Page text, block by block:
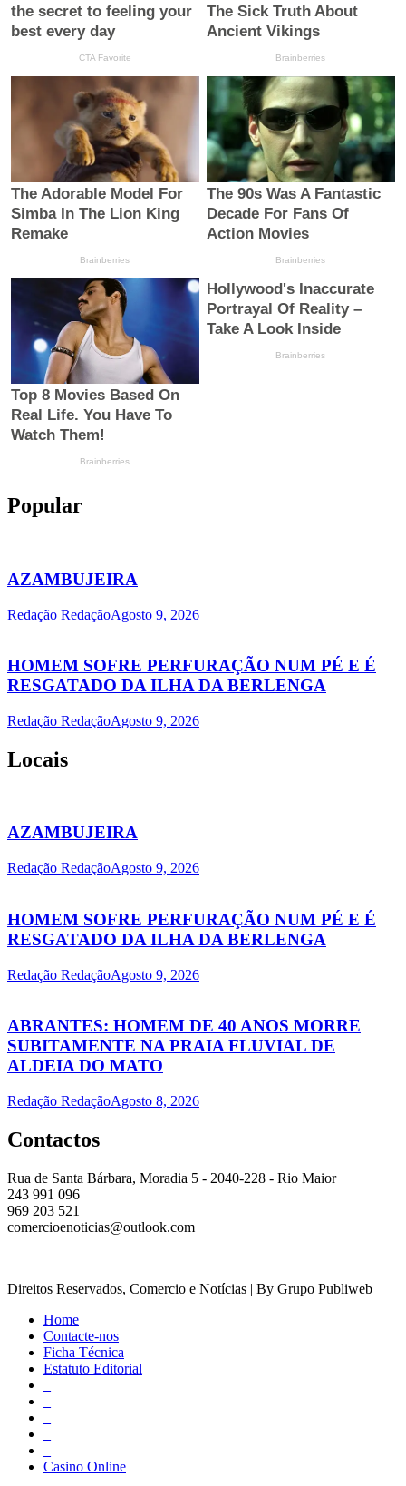
Popular
AZAMBUJEIRA
Redação RedaçãoAgosto 9, 2026
HOMEM SOFRE PERFURAÇÃO NUM PÉ E É
RESGATADO DA ILHA DA BERLENGA
Redação RedaçãoAgosto 9, 2026
Locais
AZAMBUJEIRA
Redação RedaçãoAgosto 9, 2026
HOMEM SOFRE PERFURAÇÃO NUM PÉ E É
RESGATADO DA ILHA DA BERLENGA
Redação RedaçãoAgosto 9, 2026
ABRANTES: HOMEM DE 40 ANOS MORRE
SUBITAMENTE NA PRAIA FLUVIAL DE
ALDEIA DO MATO
Redação RedaçãoAgosto 8, 2026
Contactos
Rua de Santa Bárbara, Moradia 5 - 2040-228 - Rio Maior
243 991 096
969 203 521
comercioenoticias@outlook.com
Direitos Reservados, Comercio e Notícias | By Grupo Publiweb
Home
Contacte-nos
Ficha Técnica
Estatuto Editorial
Casino Online